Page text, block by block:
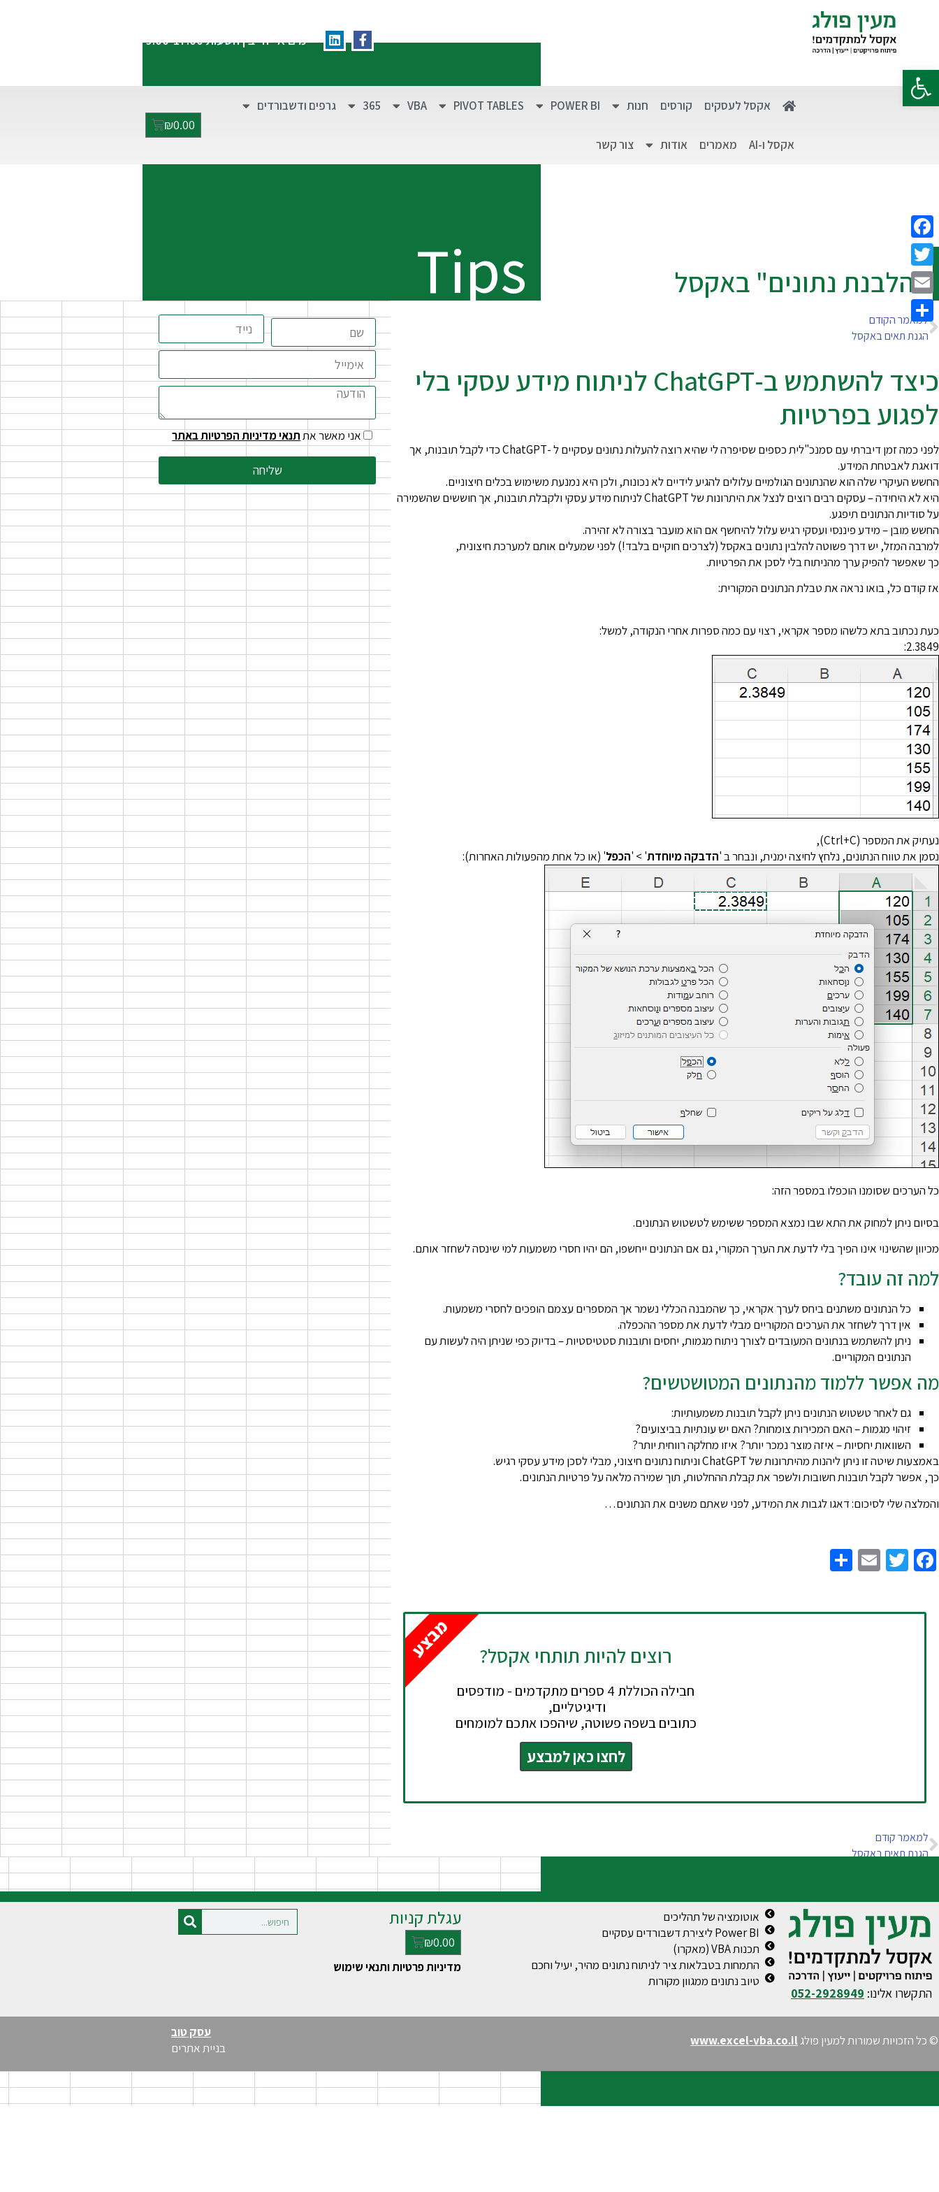
פתח סרגל נגישות
ימים א'-ה' בין השעות 9:00-17:00
אקסל לעסקים קורסים חנות POWER BI
PIVOT TABLES
VBA
365 גרפים ודשבורדים
אקסל ו-AI מאמרים אודות צור קשר
₪0.00
"הלבנת נתונים" באקסל Tips
למאמר הקודם
הגנת תאים באקסל
כיצד להשתמש ב-ChatGPT לניתוח מידע עסקי בלי
לפגוע בפרטיות
לפני כמה זמן דיברתי עם סמנכ"לית כספים שסיפרה לי שהיא רוצה להעלות נתונים עסקיים ל -ChatGPT כדי לקבל תובנות, אך
דואגת לאבטחת המידע.
החשש העיקרי שלה הוא שהנתונים הגולמיים עלולים להגיע לידיים לא נכונות, ולכן היא נמנעת משימוש בכלים חיצוניים.
היא לא היחידה – עסקים רבים רוצים לנצל את היתרונות של ChatGPT לניתוח מידע עסקי ולקבלת תובנות, אך חוששים שהשמירה
על סודיות הנתונים תיפגע.
החשש מובן – מידע פיננסי ועסקי רגיש עלול להיחשף אם הוא מועבר בצורה לא זהירה.
למרבה המזל, יש דרך פשוטה להלבין נתונים באקסל (לצרכים חוקיים בלבד!) לפני שמעלים אותם למערכת חיצונית,
כך שאפשר להפיק ערך מהניתוח בלי לסכן את הפרטיות.
אז קודם כל, בואו נראה את טבלת הנתונים המקורית:
כעת נכתוב בתא כלשהו מספר אקראי, רצוי עם כמה ספרות אחרי הנקודה, למשל:
2.3849:
נעתיק את המספר (Ctrl+C),
נסמן את טווח הנתונים, נלחץ לחיצה ימנית, ונבחר ב 'הדבקה מיוחדת' > 'הכפל' (או כל אחת מהפעולות האחרות):
כל הערכים שסומנו הוכפלו במספר הזה:
בסיום ניתן למחוק את התא שבו נמצא המספר ששימש לטשטוש הנתונים.
מכיוון שהשינוי אינו הפיך בלי לדעת את הערך המקורי, גם אם הנתונים ייחשפו, הם יהיו חסרי משמעות למי שינסה לשחזר אותם.
למה זה עובד?
כל הנתונים משתנים ביחס לערך אקראי, כך שהמבנה הכללי נשמר אך המספרים עצמם הופכים לחסרי משמעות.
אין דרך לשחזר את הערכים המקוריים מבלי לדעת את מספר ההכפלה.
ניתן להשתמש בנתונים המעובדים לצורך ניתוח מגמות, יחסים ותובנות סטטיסטיות – בדיוק כפי שניתן היה לעשות עם
הנתונים המקוריים.
מה אפשר ללמוד מהנתונים המטושטשים?
גם לאחר טשטוש הנתונים ניתן לקבל תובנות משמעותיות:
זיהוי מגמות – האם המכירות צומחות? האם יש עונתיות בביצועים?
השוואות יחסיות – איזה מוצר נמכר יותר? איזו מחלקה רווחית יותר?
באמצעות שיטה זו ניתן ליהנות מהיתרונות של ChatGPT וניתוח נתונים חיצוני, מבלי לסכן מידע עסקי רגיש.
כך, אפשר לקבל תובנות חשובות ולשפר את קבלת ההחלטות, תוך שמירה מלאה על פרטיות הנתונים.
והמלצה שלי לסיכום: דאגו לגבות את המידע, לפני שאתם משנים את הנתונים…
Facebook
Twitter
Email
רוצים להיות תותחי אקסל?
חבילה הכוללת 4 ספרים מתקדמים - מודפסים
ודיגיטליים,
כתובים בשפה פשוטה, שיהפכו אתכם למומחים
לחצו כאן למבצע
מבצע
למאמר קודם
הגנת תאים באקסל
אני מאשר אתתנאי מדיניות הפרטיות באתר
שליחה
התקשרו אלינו: 052-2928949
אוטומציה של תהליכים
Power BI ליצירת דשבורדים עסקיים
תכנות VBA (מאקרו)
התמחות בטבלאות ציר לניתוח נתונים מהיר, יעיל וחכם
טיוב נתונים ממגוון מקורות
עגלת קניות
₪0.00
מדיניות פרטיות ותנאי שימוש
© כל הזכויות שמורות למעין פולגwww.excel-vba.co.il
עסק טוב
בניית אתרים
Facebook
Twitter
Email
Share